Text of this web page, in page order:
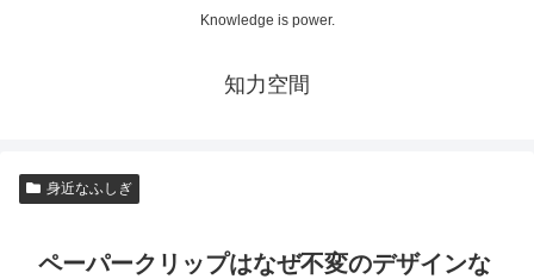
Knowledge is power.
知力空間
身近なふしぎ
ペーパークリップはなぜ不変のデザインな